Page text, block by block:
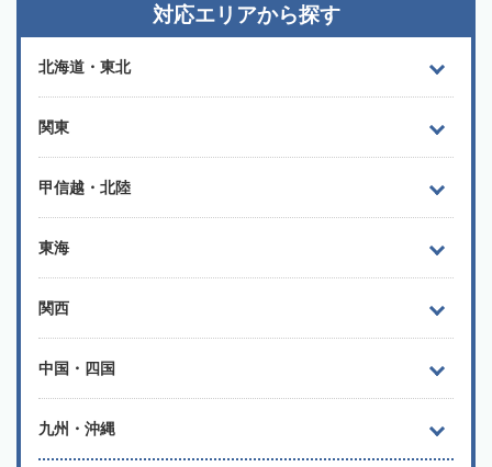
対応エリアから探す
北海道・東北
関東
甲信越・北陸
東海
関西
中国・四国
九州・沖縄